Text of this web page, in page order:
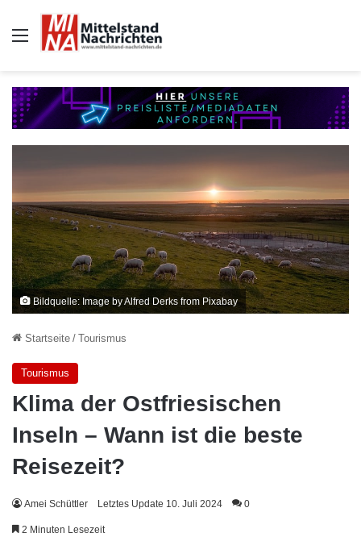
Auswahl
Bildquelle: Image by Alfred Derks from Pixabay
Startseite / Tourismus
Tourismus
Klima der Ostfriesischen
Inseln – Wann ist die beste
Reisezeit?
Amei Schüttler Letztes Update 10. Juli 2024 0
2 Minuten Lesezeit